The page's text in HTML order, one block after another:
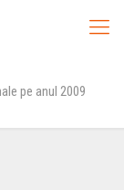
pe anul 2009